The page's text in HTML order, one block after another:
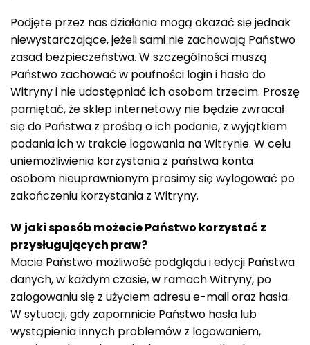
Podjęte przez nas działania mogą okazać się jednak
niewystarczające, jeżeli sami nie zachowają Państwo
zasad bezpieczeństwa. W szczególności muszą
Państwo zachować w poufności login i hasło do
Witryny i nie udostępniać ich osobom trzecim. Proszę
pamiętać, że sklep internetowy nie będzie zwracał
się do Państwa z prośbą o ich podanie, z wyjątkiem
podania ich w trakcie logowania na Witrynie. W celu
uniemożliwienia korzystania z państwa konta
osobom nieuprawnionym prosimy się wylogować po
zakończeniu korzystania z Witryny.
W jaki sposób możecie Państwo korzystać z
przysługujących praw?
Macie Państwo możliwość podglądu i edycji Państwa
danych, w każdym czasie, w ramach Witryny, po
zalogowaniu się z użyciem adresu e-mail oraz hasła.
W sytuacji, gdy zapomnicie Państwo hasła lub
wystąpienia innych problemów z logowaniem,